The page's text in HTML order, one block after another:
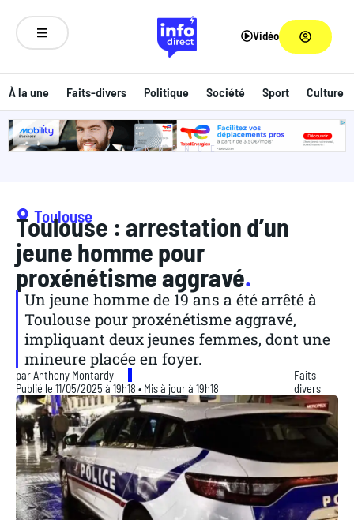
Vidéo
À la une Faits-divers Politique Société Sport Culture
ANNONCE
Toulouse
Toulouse : arrestation d’un
jeune homme pour
proxénétisme aggravé.
Un jeune homme de 19 ans a été arrêté à
Toulouse pour proxénétisme aggravé,
impliquant deux jeunes femmes, dont une
mineure placée en foyer.
parAnthony Montardy
Publié le 11/05/2025 à 19h18 • Mis à jour à 19h18
Faits-
divers